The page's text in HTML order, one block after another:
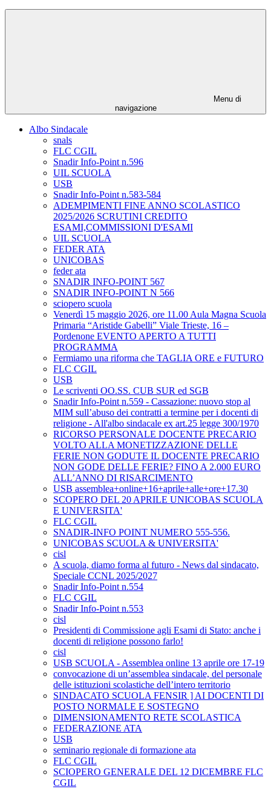
Menu di
navigazione
Albo Sindacale
snals
FLC CGIL
Snadir Info-Point n.596
UIL SCUOLA
USB
Snadir Info-Point n.583-584
ADEMPIMENTI FINE ANNO SCOLASTICO
2025/2026 SCRUTINI CREDITO
ESAMI,COMMISSIONI D'ESAMI
UIL SCUOLA
FEDER ATA
UNICOBAS
feder ata
SNADIR INFO-POINT 567
SNADIR INFO-POINT N 566
sciopero scuola
Venerdì 15 maggio 2026, ore 11.00 Aula Magna Scuola
Primaria “Aristide Gabelli” Viale Trieste, 16 –
Pordenone EVENTO APERTO A TUTTI
PROGRAMMA
Fermiamo una riforma che TAGLIA ORE e FUTURO
FLC CGIL
USB
Le scriventi OO.SS. CUB SUR ed SGB
Snadir Info-Point n.559 - Cassazione: nuovo stop al
MIM sull’abuso dei contratti a termine per i docenti di
religione - All'albo sindacale ex art.25 legge 300/1970
RICORSO PERSONALE DOCENTE PRECARIO
VOLTO ALLA MONETIZZAZIONE DELLE
FERIE NON GODUTE IL DOCENTE PRECARIO
NON GODE DELLE FERIE? FINO A 2.000 EURO
ALL’ANNO DI RISARCIMENTO
USB assemblea+online+16+aprile+alle+ore+17.30
SCOPERO DEL 20 APRILE UNICOBAS SCUOLA
E UNIVERSITA'
FLC CGIL
SNADIR-INFO POINT NUMERO 555-556.
UNICOBAS SCUOLA & UNIVERSITA'
cisl
A scuola, diamo forma al futuro - News dal sindacato,
Speciale CCNL 2025/2027
Snadir Info-Point n.554
FLC CGIL
Snadir Info-Point n.553
cisl
Presidenti di Commissione agli Esami di Stato: anche i
docenti di religione possono farlo!
cisl
USB SCUOLA - Assemblea online 13 aprile ore 17-19
convocazione di un’assemblea sindacale, del personale
delle istituzioni scolastiche dell’intero territorio
SINDACATO SCUOLA FENSIR ] AI DOCENTI DI
POSTO NORMALE E SOSTEGNO
DIMENSIONAMENTO RETE SCOLASTICA
FEDERAZIONE ATA
USB
seminario regionale di formazione ata
FLC CGIL
SCIOPERO GENERALE DEL 12 DICEMBRE FLC
CGIL